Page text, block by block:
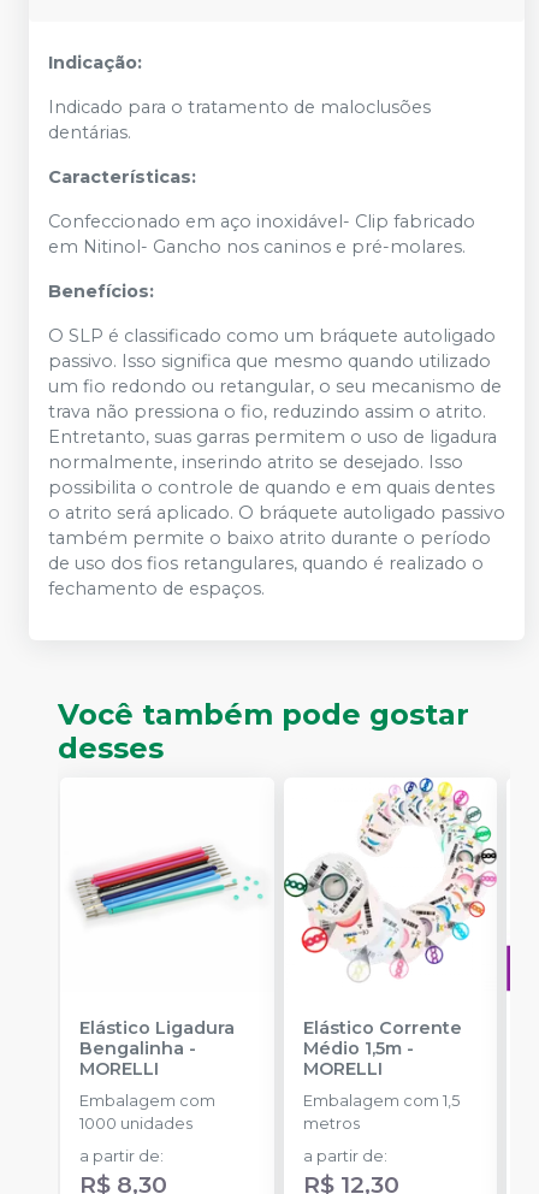
Indicação:
Indicado para o tratamento de maloclusões
dentárias.
Características:
Confeccionado em aço inoxidável- Clip fabricado
em Nitinol- Gancho nos caninos e pré-molares.
Benefícios:
O SLP é classificado como um bráquete autoligado
passivo. Isso significa que mesmo quando utilizado
um fio redondo ou retangular, o seu mecanismo de
trava não pressiona o fio, reduzindo assim o atrito.
Entretanto, suas garras permitem o uso de ligadura
normalmente, inserindo atrito se desejado. Isso
possibilita o controle de quando e em quais dentes
o atrito será aplicado. O bráquete autoligado passivo
também permite o baixo atrito durante o período
de uso dos fios retangulares, quando é realizado o
fechamento de espaços.
Você também pode gostar
desses
Elástico Ligadura
Bengalinha -
MORELLI
Embalagem com
1000 unidades
a partir de:
R$ 8,30
Elástico Corrente
Médio 1,5m-
MORELLI
Embalagem com 1,5
metros
a partir de:
R$ 12,30